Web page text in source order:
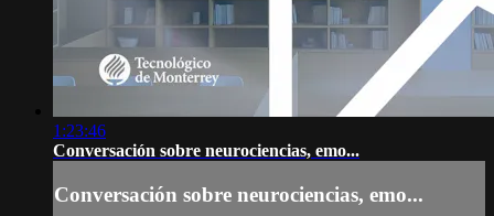
1:23:46
Conversación sobre neurociencias, emo...
Conversación sobre neurociencias, emo...